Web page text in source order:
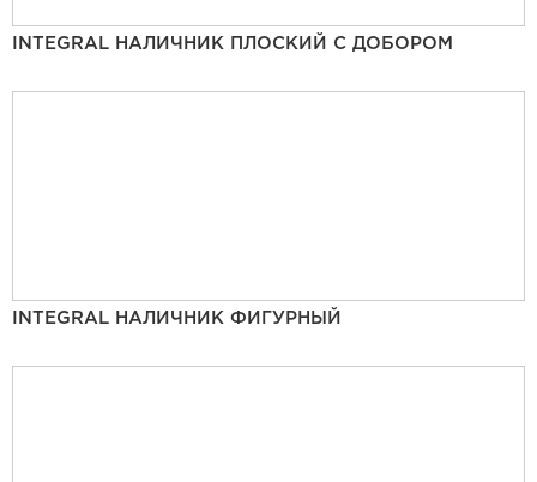
INTEGRAL НАЛИЧНИК ПЛОСКИЙ С ДОБОРОМ
INTEGRAL НАЛИЧНИК ФИГУРНЫЙ